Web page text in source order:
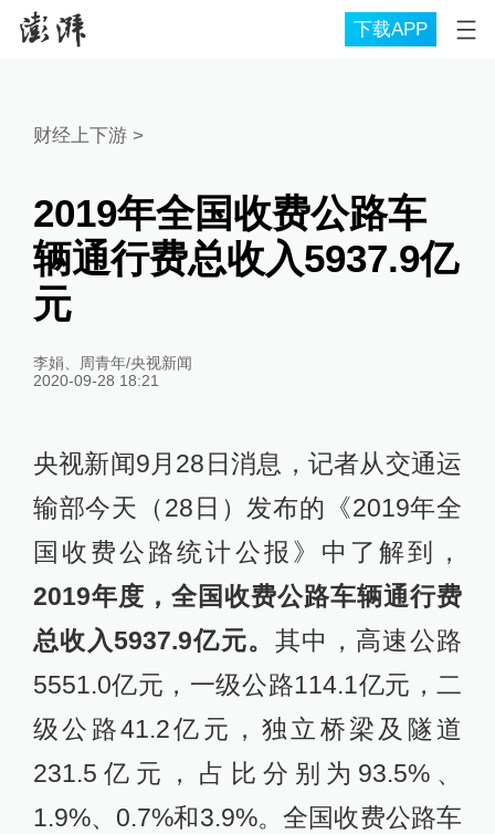
下载APP
财经上下游 >
2019年全国收费公路车
辆通行费总收入5937.9亿
元
李娟、周青年/央视新闻
2020-09-28 18:21
央视新闻9月28日消息，记者从交通运
输部今天（28日）发布的《2019年全
国收费公路统计公报》中了解到，
2019年度，全国收费公路车辆通行费
总收入5937.9亿元。 其中，高速公路
5551.0亿元，一级公路114.1亿元，二
级公路41.2亿元，独立桥梁及隧道
231.5亿元，占比分别为93.5%、
1.9%、0.7%和3.9%。全国收费公路车